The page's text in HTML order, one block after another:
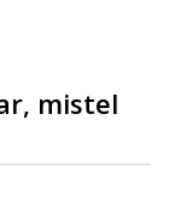
mistel